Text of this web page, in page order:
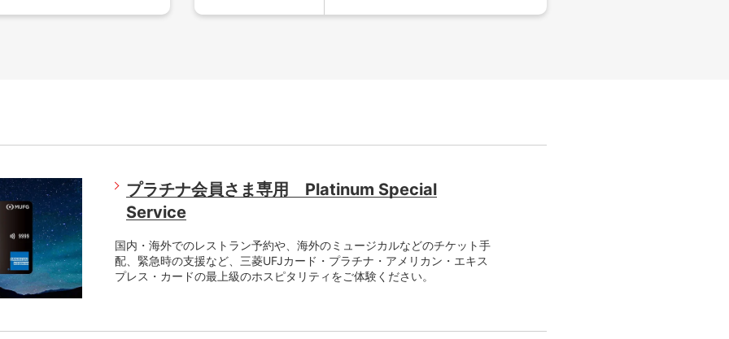
プラチナ会員さま専用 Platinum Special
Service
国内・海外でのレストラン予約や、海外のミュージカルなどのチケット手
配、緊急時の支援など、三菱UFJカード・プラチナ・アメリカン・エキス
プレス・カードの最上級のホスピタリティをご体験ください。